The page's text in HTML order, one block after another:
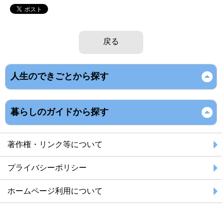
戻る
人生のできごとから探す
暮らしのガイドから探す
著作権・リンク等について
プライバシーポリシー
ホームページ利用について